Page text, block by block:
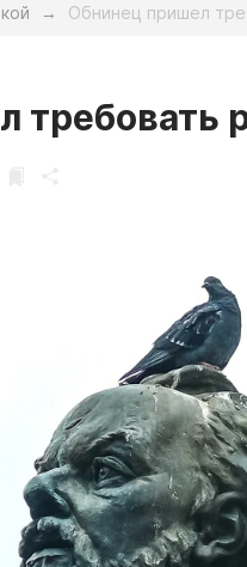
→ Обнинец пришел
требовать